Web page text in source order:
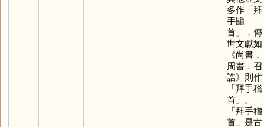
多作「拜
手䭫
首」，傳
世文獻如
《尚書．
周書．召
誥》則作
「拜手稽
首」。
「拜手稽
首」是古